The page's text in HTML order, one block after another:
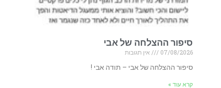
סיפור ההצלחה של אבי
07/08/2026
אין תגובות
סיפור ההצלחה של אבי – תודה אבי !
קרא עוד »